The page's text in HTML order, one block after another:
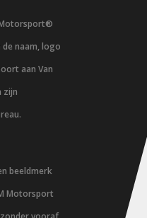
naam, logo
aan Van
zijn
beeldmerk
Motorsport